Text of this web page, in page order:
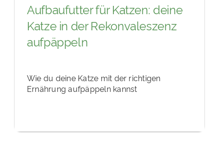
Aufbaufutter für Katzen: deine
Katze in der Rekonvaleszenz
aufpäppeln
Wie du deine Katze mit der richtigen
Ernährung aufpäppeln kannst